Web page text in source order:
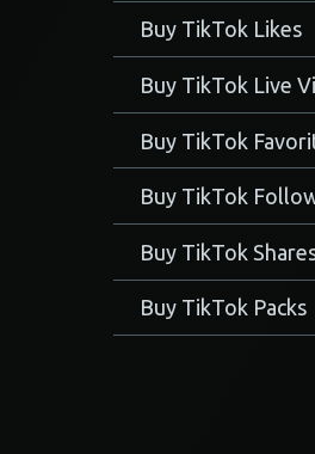
Buy TikTok Likes
Buy TikTok Live
Buy TikTok
Buy TikTok
Buy TikTok
Buy TikTok Packs